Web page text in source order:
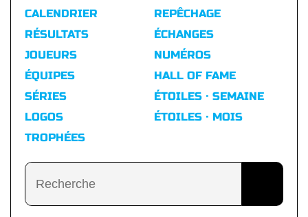
CALENDRIER
RÉSULTATS
REPÊCHAGE
ÉCHANGES
JOUEURS
ÉQUIPES
SÉRIES
LOGOS
TROPHÉES
NUMÉROS
HALL OF FAME
ÉTOILES · SEMAINE
ÉTOILES · MOIS